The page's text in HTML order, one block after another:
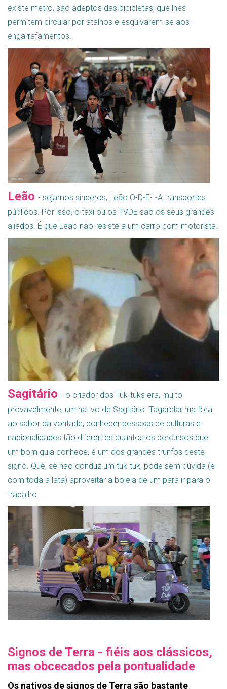
existe metro, são adeptos das bicicletas, que lhes
permitem circular por atalhos e esquivarem-se aos
engarrafamentos.
Leão - sejamos sinceros, Leão O-D-E-I-A transportes
públicos. Por isso, o táxi ou os TVDE são os seus grandes
aliados. É que Leão não resiste a um carro com motorista.
Sagitário - o criador dos Tuk-tuks era, muito
provavelmente, um nativo de Sagitário. Tagarelar rua fora
ao sabor da vontade, conhecer pessoas de culturas e
nacionalidades tão diferentes quantos os percursos que
um bom guia conhece, é um dos grandes trunfos deste
signo. Que, se não conduz um tuk-tuk, pode sem dúvida (e
com toda a lata) aproveitar a boleia de um para ir para o
trabalho.
Signos de Terra - fiéis aos clássicos,
mas obcecados pela pontualidade
Os nativos de signos de Terra são bastante